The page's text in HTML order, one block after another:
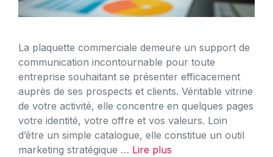
La plaquette commerciale demeure un support de
communication incontournable pour toute
entreprise souhaitant se présenter efficacement
auprès de ses prospects et clients. Véritable vitrine
de votre activité, elle concentre en quelques pages
votre identité, votre offre et vos valeurs. Loin
d’être un simple catalogue, elle constitue un outil
marketing stratégique … Lire plus